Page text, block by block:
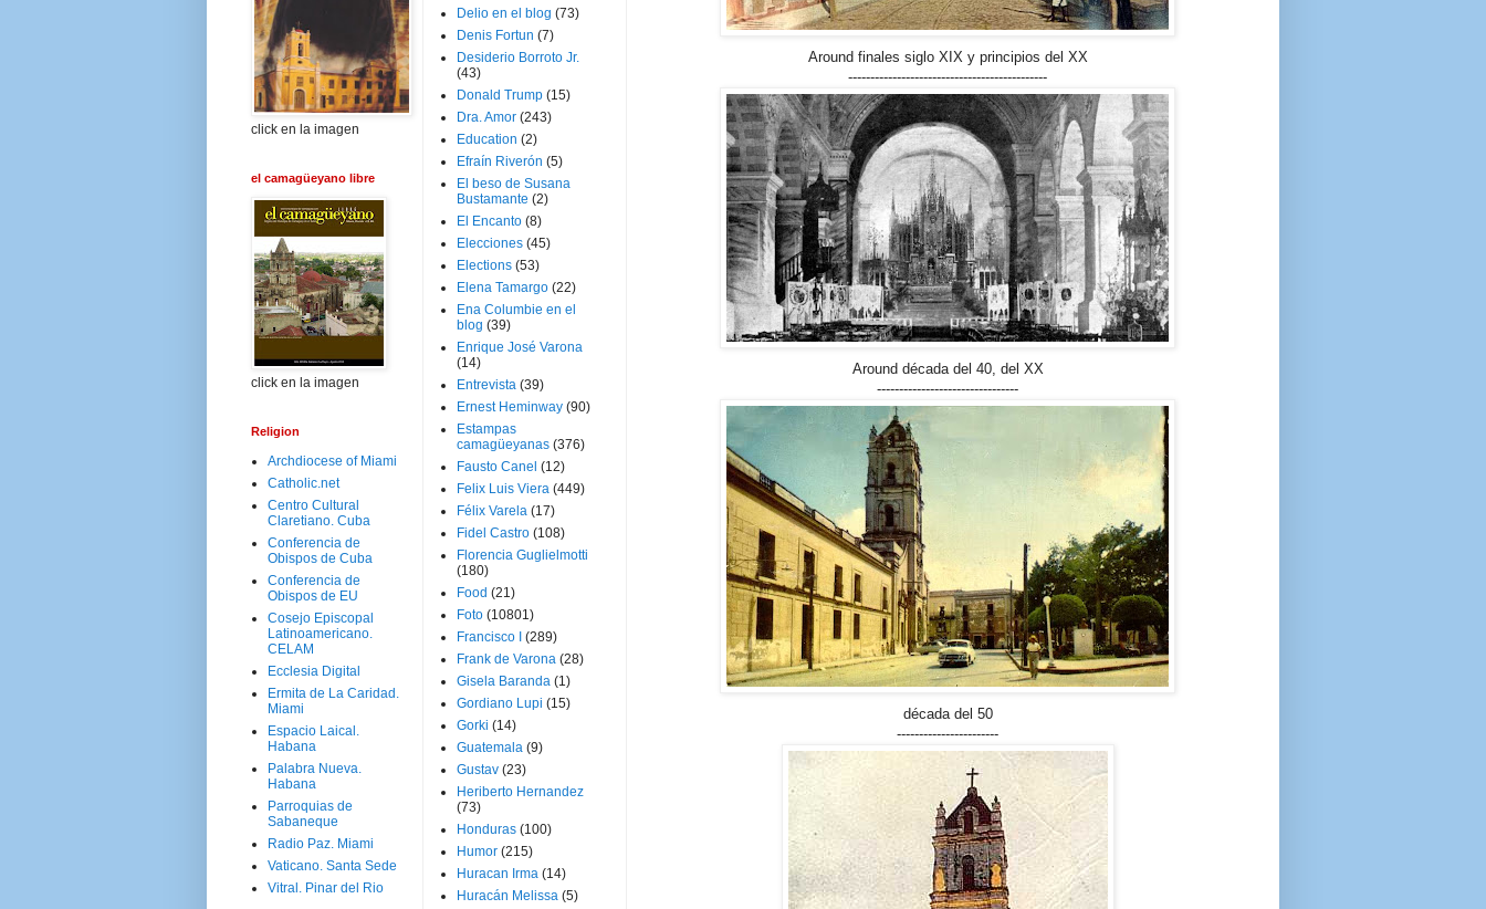
Around finales siglo XIX y principios del XX
---------------------------------------------
Around década del 40, del XX
--------------------------------
década del 50
-----------------------
click en la imagen
el camagüeyano libre
click en la imagen
Religion
Archdiocese of Miami
Catholic.net
Centro Cultural
Claretiano. Cuba
Conferencia de
Obispos de Cuba
Conferencia de
Obispos de EU
Cosejo Episcopal
Latinoamericano.
CELAM
Ecclesia Digital
Ermita de La Caridad.
Miami
Espacio Laical.
Habana
Palabra Nueva.
Habana
Parroquias de
Sabaneque
Radio Paz. Miami
Vaticano. Santa Sede
Vitral. Pinar del Rio
Delio en el blog (73)
Denis Fortun (7)
Desiderio Borroto Jr.
(43)
Donald Trump (15)
Dra. Amor (243)
Education (2)
Efraín Riverón (5)
El beso de Susana
Bustamante (2)
El Encanto (8)
Elecciones (45)
Elections (53)
Elena Tamargo (22)
Ena Columbie en el
blog (39)
Enrique José Varona
(14)
Entrevista (39)
Ernest Heminway (90)
Estampas
camagüeyanas (376)
Fausto Canel (12)
Felix Luis Viera (449)
Félix Varela (17)
Fidel Castro (108)
Florencia Guglielmotti
(180)
Food (21)
Foto (10801)
Francisco I
(289)
Frank de Varona (28)
Gisela Baranda (1)
Gordiano Lupi (15)
Gorki (14)
Guatemala (9)
Gustav (23)
Heriberto Hernandez
(73)
Honduras (100)
Humor (215)
Huracan Irma (14)
Huracán Melissa (5)